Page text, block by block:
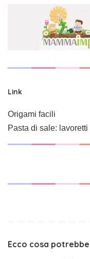
Link
Origami facili
Pasta di sale: lavoretti
Ecco cosa